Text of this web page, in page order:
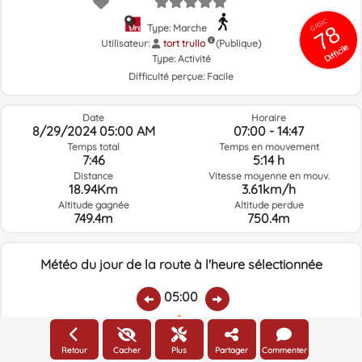
GRSIC
78
Difficile
Type: Marche
Utilisateur:
tort trullo
(Publique)
Type: Activité
Difficulté perçue: Facile
Date
8/29/2024 05:00 AM
Temps total
7:46
Distance
18.94Km
Altitude gagnée
749.4m
Horaire
07:00 - 14:47
Temps en mouvement
5:14 h
Vitesse moyenne en mouv.
3.61km/h
Altitude perdue
750.4m
Météo du jour de la route à l'heure sélectionnée
05:00
Température:
14.2ºC
Pluie:
0
Humidité relative:
91%
Vitesse vent:
2.2km/h
Direction vent:
Retour Cacher Plus Partager Commenter